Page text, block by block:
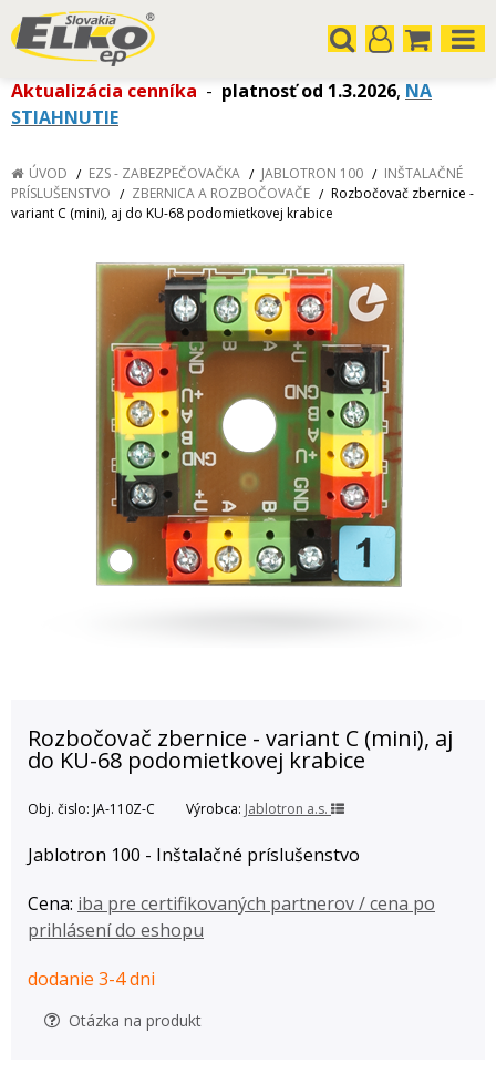
Aktualizácia cenníka - platnosť od 1.3.2026, NA
STIAHNUTIE
ÚVOD EZS - ZABEZPEČOVAČKA JABLOTRON 100
INŠTALAČNÉ
PRÍSLUŠENSTVO
ZBERNICA A ROZBOČOVAČE
Rozbočovač zbernice -
variant C (mini), aj do KU-68 podomietkovej krabice
Rozbočovač zbernice - variant C (mini), aj
do KU-68 podomietkovej krabice
Obj. čislo: JA-110Z-C Výrobca: Jablotron a.s.
Jablotron 100 - Inštalačné príslušenstvo
Cena: iba pre certifikovaných partnerov / cena po
prihlásení do eshopu
dodanie 3-4 dni
Otázka na produkt